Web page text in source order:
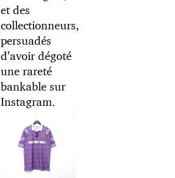
et des
collectionneurs,
persuadés
d’avoir dégoté
une rareté
bankable sur
Instagram.